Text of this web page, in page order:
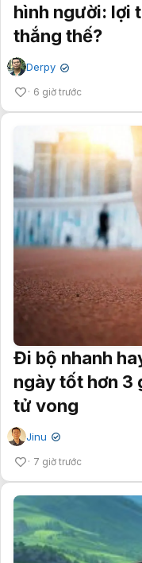
hình người: lợi
thắng thế?
Derpy ✔
6 giờ trước
Đi bộ nhanh
ngày tốt hơn 3
tử vong
Jinu ✔
7 giờ trước